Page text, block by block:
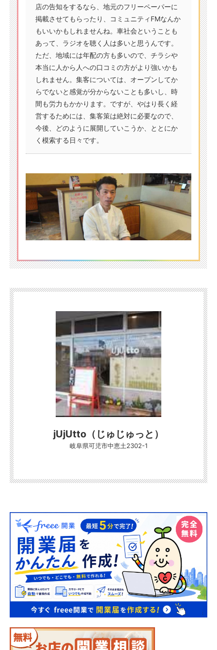
店の告知をするなら、地元のフリーペーパーに
掲載させてもらったり、コミュニティFMなんか
もいいかもしれませんね。車社会ということも
あって、ラジオを聴く人は多いと思うんです。
ただ、地域には年配の方も多いので、チラシや
本当に人から人への口コミの方がより強いかも
しれません。集客については、オープンしてか
らでないと感覚が分からないことも多いし、時
間も労力もかかります。ですが、やはり長く経
営するためには、集客策は絶対に必要なので、
今後、どのように展開していこうか、ととにか
く模索する日々です。
jUjUtto（じゅじゅっと）
岐阜県可児市中恵土2302-1